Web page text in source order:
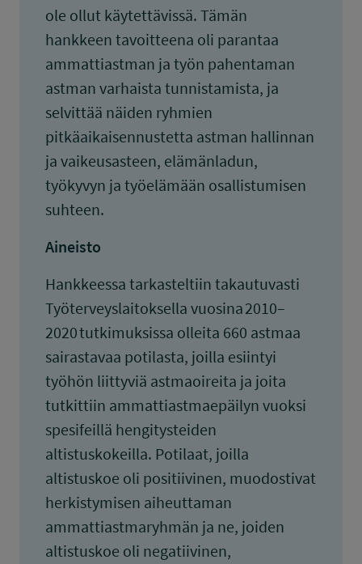
ole ollut käytettävissä. Tämän
hankkeen tavoitteena oli parantaa
ammattiastman ja työn pahentaman
astman varhaista tunnistamista, ja
selvittää näiden ryhmien
pitkäaikaisennustetta astman hallinnan
ja vaikeusasteen, elämänladun,
työkyvyn ja työelämään osallistumisen
suhteen.
Aineisto
Hankkeessa tarkasteltiin takautuvasti
Työterveyslaitoksella vuosina 2010–
2020 tutkimuksissa olleita 660 astmaa
sairastavaa potilasta, joilla esiintyi
työhön liittyviä astmaoireita ja joita
tutkittiin ammattiastmaepäilyn vuoksi
spesifeillä hengitysteiden
altistuskokeilla. Potilaat, joilla
altistuskoe oli positiivinen, muodostivat
herkistymisen aiheuttaman
ammattiastmaryhmän ja ne, joiden
altistuskoe oli negatiivinen,